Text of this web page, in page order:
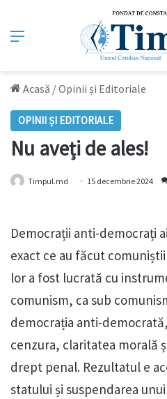
Meniu
Acasă /Opinii și Editoriale
OPINII ȘI EDITORIALE
Nu aveți de ales!
Timpul.md 15 decembrie 2024
Democrații anti-democrați
exact ce au făcut
lor a fost lucrată cu
comunism, ca sub
democrația anti-
cenzura, claritatea morală
drept penal. Rezultatul e
statului și suspendarea